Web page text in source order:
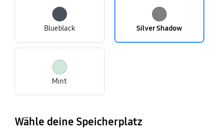
Blueblack Silver Shadow
Mint
Wähle deine Speicherplatz